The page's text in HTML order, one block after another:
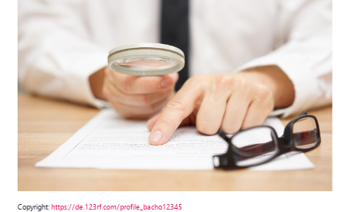
Copyright:https://de.123rf.com/profile_bacho12345